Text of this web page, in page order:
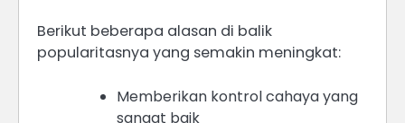
Berikut beberapa alasan di balik
popularitasnya yang semakin meningkat:
Memberikan kontrol cahaya yang
sangat baik